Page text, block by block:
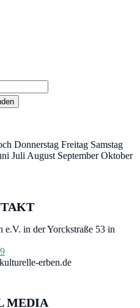
Donnerstag Freitag Samstag
Juli August September Oktober
e.V. in der Yorckstraße 53 in
erben.de
MEDIA